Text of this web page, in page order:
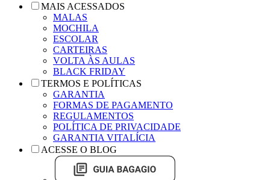
MAIS ACESSADOS
MALAS
MOCHILA
ESCOLAR
CARTEIRAS
VOLTA ÀS AULAS
BLACK FRIDAY
TERMOS E POLÍTICAS
GARANTIA
FORMAS DE PAGAMENTO
REGULAMENTOS
POLÍTICA DE PRIVACIDADE
GARANTIA VITALÍCIA
ACESSE O BLOG